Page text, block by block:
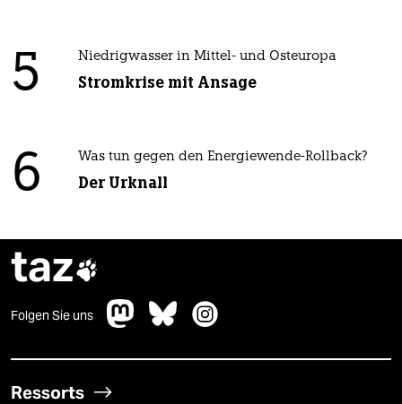
5 Niedrigwasser in Mittel- und Osteuropa
Stromkrise mit Ansage
6 Was tun gegen den Energiewende-Rollback?
Der Urknall
taz
Folgen Sie uns
Ressorts